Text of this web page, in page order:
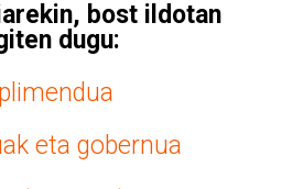
bost ildotan
dugu:
eta gobernua